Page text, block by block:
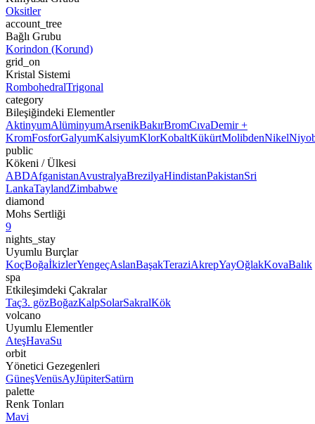
Oksitler
account_tree
Bağlı Grubu
Korindon (Korund)
grid_on
Kristal Sistemi
RombohedralTrigonal
category
Bileşiğindeki Elementler
AktinyumAlüminyumArsenikBakırBromCıvaDemir +
KromFosforGalyumKalsiyumKlorKobaltKükürtMolibdenNikel
public
Kökeni / Ülkesi
ABDAfganistanAvustralyaBrezilyaHindistanPakistanSri
LankaTaylandZimbabwe
diamond
Mohs Sertliği
9
nights_stay
Uyumlu Burçlar
KoçBoğaİkizlerYengeçAslanBaşakTeraziAkrepYayOğlakKovaBalık
spa
Etkileşimdeki Çakralar
Taç3. gözBoğazKalpSolarSakralKök
volcano
Uyumlu Elementler
AteşHavaSu
orbit
Yönetici Gezegenleri
GüneşVenüsAyJüpiterSatürn
palette
Renk Tonları
Mavi